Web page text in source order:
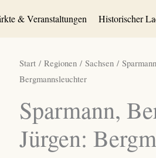
& Veranstaltungen Historischer
Start/ Regionen/ Sachsen/
Bergmannsleuchter
Sparmann,
Jürgen: